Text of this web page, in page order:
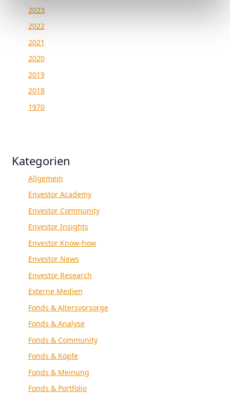
2023
2022
2021
2020
2019
2018
1970
Kategorien
Allgemein
Envestor Academy
Envestor Community
Envestor Insights
Envestor Know-how
Envestor News
Envestor Research
Externe Medien
Fonds & Altersvorsorge
Fonds & Analyse
Fonds & Community
Fonds & Köpfe
Fonds & Meinung
Fonds & Portfolio